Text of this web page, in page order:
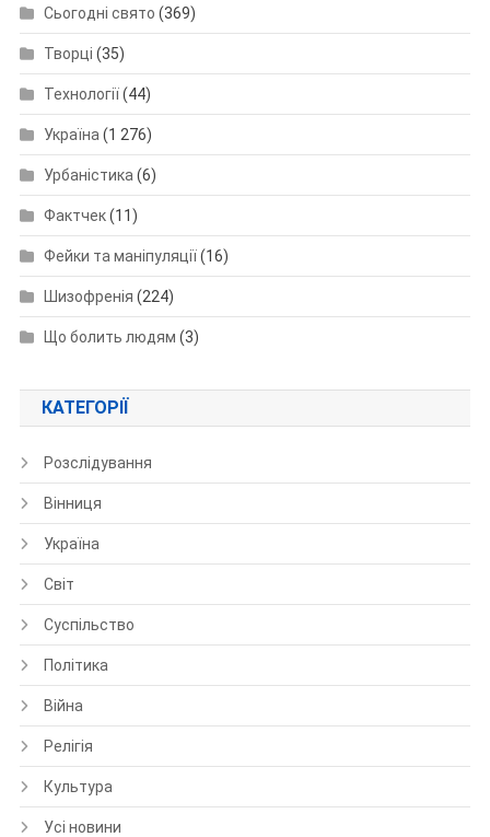
Сьогодні свято (369)
Творці (35)
Технології(44)
Україна (1 276)
Урбаністика (6)
Фактчек(11)
Фейки та маніпуляції(16)
Шизофренія (224)
Що болить людям (3)
КАТЕГОРІЇ
Розслідування
Вінниця
Україна
Світ
Суспільство
Політика
Війна
Релігія
Культура
Усі новини